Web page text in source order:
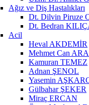
Ağız ve Diş Hastalıkları
Dt. Dilvin Piruze
Dt. Bedran
Acil
Heval AKDEMİR
Mehmet Can
Kamuran TEMEZ
Adnan ŞENOL
Yasemin
Gülbahar ŞEKER
Miraç ERCAN